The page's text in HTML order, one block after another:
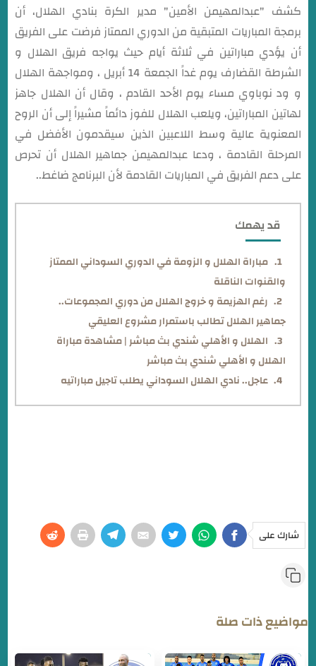
كشف "عبدالمهيمن الأمين" مدير الكرة بنادي الهلال، أن
برمجة المباريات المتبقية من الدوري الممتاز فرضت على الفريق
أن يؤدي مباراتين في ثلاثة أيام حيث يواجه فريق الهلال و
الشرطة القضارف يوم غداً الجمعة 14 أبريل ، ومواجهة الهلال
و ود نوباوي مساء يوم الأحد القادم ، وقال أن الهلال جاهز
لهاتين المباراتين، ويلعب الهلال للفوز دائماً مشيراً إلى أن الروح
المعنوية عالية وسط اللاعبين الذين سيقدمون الأفضل في
المرحلة القادمة ، ودعا عبدالمهيمن جماهير الهلال أن تحرص
على دعم الفريق في المباريات القادمة لأن البرنامج ضاغط..
قد يهمك
مباراة الهلال و الزومة في الدوري السوداني الممتاز
والقنوات الناقلة
رغم الهزيمة و خروج الهلال من دوري المجموعات..
جماهير الهلال تطالب باستمرار مشروع العليقي
الهلال و الأهلي شندي بث مباشر | مشاهدة مباراة
الهلال و الأهلي شندي بث مباشر
عاجل.. نادي الهلال السوداني يطلب تاجيل مباراتيه
شارك على
مواضيع ذات صلة